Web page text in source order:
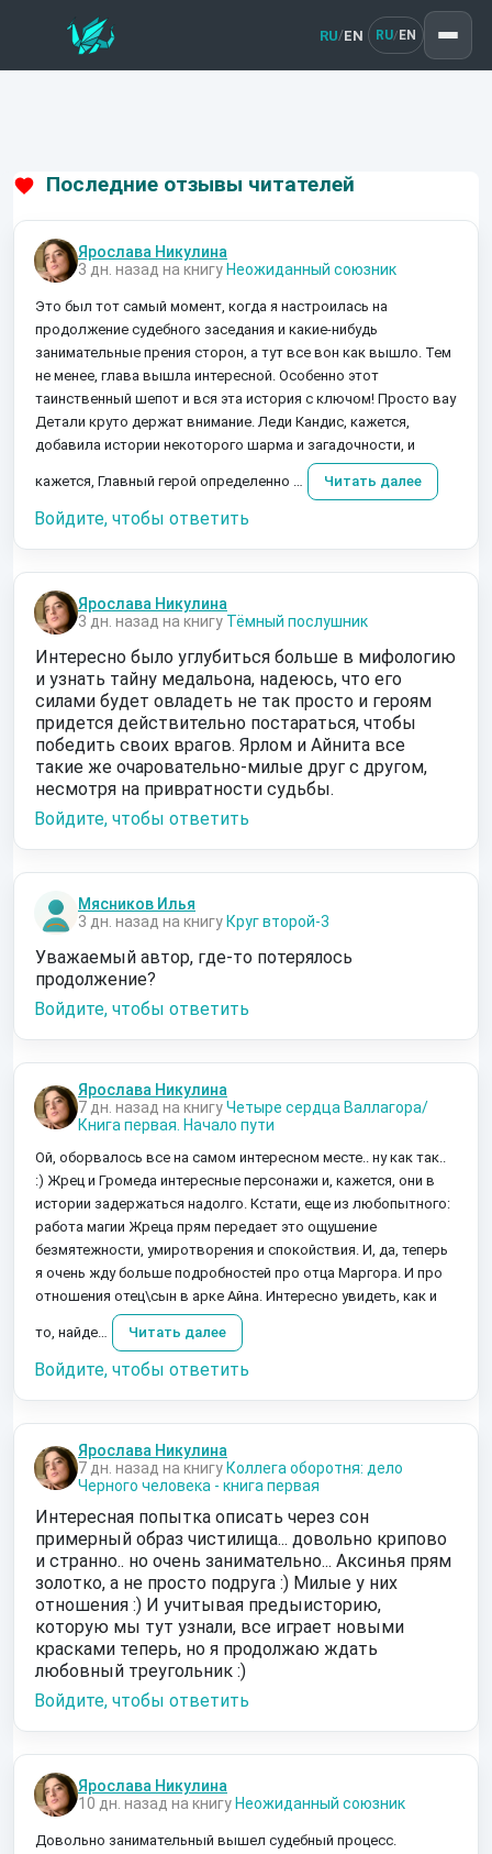
RU/EN RU/ EN
Последние отзывы читателей
Ярослава Никулина
3 дн. назад на книгу Неожиданный союзник
Это был тот самый момент, когда я настроилась на
продолжение судебного заседания и какие-нибудь
занимательные прения сторон, а тут все вон как вышло. Тем
не менее, глава вышла интересной. Особенно этот
таинственный шепот и вся эта история с ключом! Просто вау
Детали круто держат внимание. Леди Кандис, кажется,
добавила истории некоторого шарма и загадочности, и
кажется, Главный герой определенно … Читать далее
Войдите, чтобы ответить
Ярослава Никулина
3 дн. назад на книгу Тёмный послушник
Интересно было углубиться больше в мифологию
и узнать тайну медальона, надеюсь, что его
силами будет овладеть не так просто и героям
придется действительно постараться, чтобы
победить своих врагов. Ярлом и Айнита все
такие же очаровательно-милые друг с другом,
несмотря на привратности судьбы.
Войдите, чтобы ответить
Мясников Илья
3 дн. назад на книгу Круг второй-3
Уважаемый автор, где-то потерялось
продолжение?
Войдите, чтобы ответить
Ярослава Никулина
7 дн. назад на книгуЧетыре сердца Валлагора/
Книга первая. Начало пути
Ой, оборвалось все на самом интересном месте.. ну как так..
:) Жрец и Громеда интересные персонажи и, кажется, они в
истории задержаться надолго. Кстати, еще из любопытного:
работа магии Жреца прям передает это ощушение
безмятежности, умиротворения и спокойствия. И, да, теперь
я очень жду больше подробностей про отца Маргора. И про
отношения отец\сын в арке Айна. Интересно увидеть, как и
то, найде… Читать далее
Войдите, чтобы ответить
Ярослава Никулина
7 дн. назад на книгу Коллега оборотня: дело
Черного человека - книга первая
Интересная попытка описать через сон
примерный образ чистилища... довольно крипово
и странно.. но очень занимательно... Аксинья прям
золотко, а не просто подруга :) Милые у них
отношения :) И учитывая предыисторию,
которую мы тут узнали, все играет новыми
красками теперь, но я продолжаю ждать
любовный треугольник :)
Войдите, чтобы ответить
Ярослава Никулина
10 дн. назад на книгу Неожиданный союзник
Довольно занимательный вышел судебный процесс.